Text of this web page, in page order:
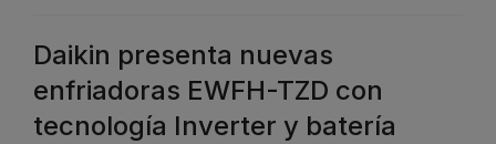
Daikin presenta nuevas
enfriadoras EWFH-TZD con
tecnología Inverter y batería